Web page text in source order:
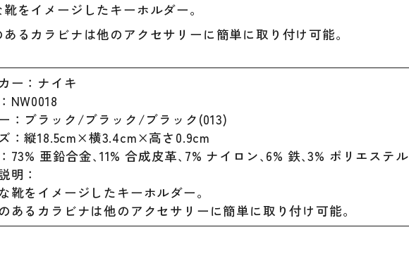
ア
ク
をイメージしたキーホルダー。
るカラビナは他のアクセサリーに簡単に取り付け可能。
ー：ナイキ
NW0018
：ブラック/ブラック/ブラック(013)
：縦18.5cm×横3.4cm×高さ0.9cm
73% 亜鉛合金､11% 合成皮革､7% ナイロン､6% 鉄､3% ポリエステル
明：
靴をイメージしたキーホルダー。
あるカラビナは他のアクセサリーに簡単に取り付け可能。